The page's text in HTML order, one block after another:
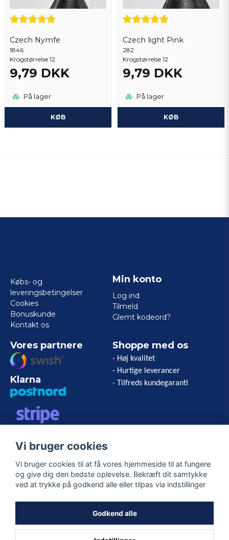
Czech Nymfe
1846
Krogstørrelse 12
9,79 DKK
På lager
KØB
Czech light Pink
282
Krogstørrelse 12
9,79 DKK
På lager
KØB
Købs- og
leveringsbetingelser
Cookies
Bonuskunde
Kontakt os
Min konto
Log ind
Tilmeld
Glemt kodeord?
Vores partnere
Klarna
EXPRESS
Shoppe med os
- Høj kvalitet
- Hurtige leverancer
- Tilfreds kundegaranti
Følg os
Vi bruger cookies
Vi bruger cookies til at få vores hjemmeside til at fungere
og give dig den bedste oplevelse. Bekræft dit samtykke
ved at trykke på godkend alle eller tilpas via indstillinger
Godkend alle